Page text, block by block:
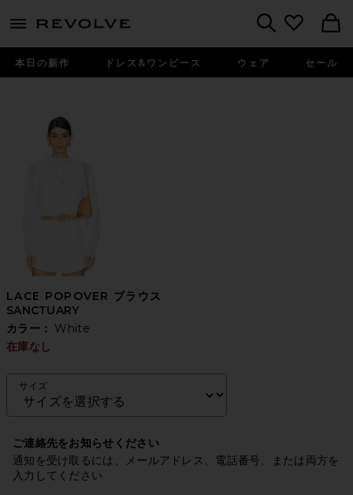
menu - shows more content
本日の新作 ドレス&ワンピース ウェア セール
LACE POPOVER ブラウス
SANCTUARY
カラー： White
在庫なし
サイズ
ご連絡先をお知らせください
通知を受け取るには、メールアドレス、電話番号、または両方を
入力してください